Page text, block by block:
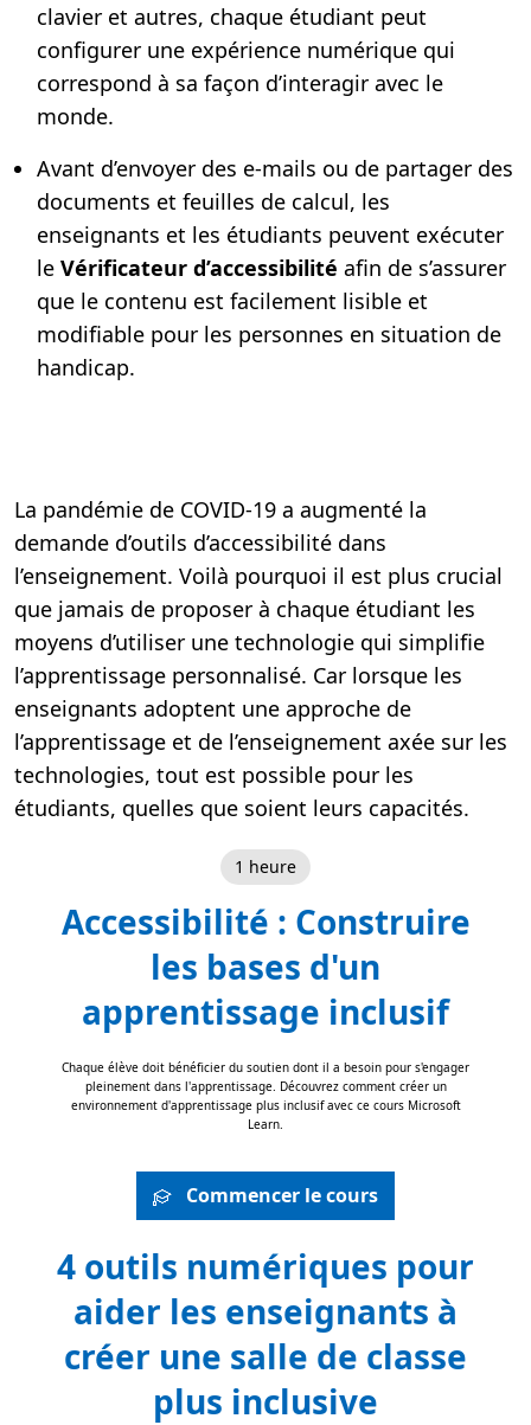
clavier et autres, chaque étudiant peut
configurer une expérience numérique qui
correspond à sa façon d’interagir avec le
monde.
Avant d’envoyer des e-mails ou de partager des
documents et feuilles de calcul, les
enseignants et les étudiants peuvent exécuter
le Vérificateur d’accessibilité afin de s’assurer
que le contenu est facilement lisible et
modifiable pour les personnes en situation de
handicap.
La pandémie de COVID-19 a augmenté la
demande d’outils d’accessibilité dans
l’enseignement. Voilà pourquoi il est plus crucial
que jamais de proposer à chaque étudiant les
moyens d’utiliser une technologie qui simplifie
l’apprentissage personnalisé. Car lorsque les
enseignants adoptent une approche de
l’apprentissage et de l’enseignement axée sur les
technologies, tout est possible pour les
étudiants, quelles que soient leurs capacités.
1 heure
Accessibilité : Construire
les bases d'un
apprentissage inclusif
Chaque élève doit bénéficier du soutien dont il a besoin pour s'engager
pleinement dans l'apprentissage. Découvrez comment créer un
environnement d'apprentissage plus inclusif avec ce cours Microsoft
Learn.
Commencer le cours
4 outils numériques pour
aider les enseignants à
créer une salle de classe
plus inclusive